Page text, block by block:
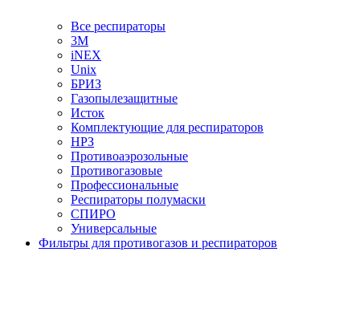
Все респираторы
3М
iNEX
Unix
БРИЗ
Газопылезащитные
Исток
Комплектующие для респираторов
НРЗ
Противоаэрозольные
Противогазовые
Профессиональные
Респираторы полумаски
СПИРО
Универсальные
Фильтры для противогазов и респираторов